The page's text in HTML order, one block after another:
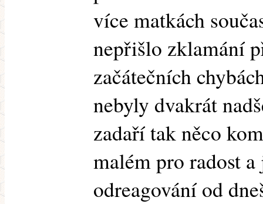
více matkách
nepřišlo zklamání
začátečních
nebyly dvakrát
zadaří tak něco
malém pro radost
odreagování od